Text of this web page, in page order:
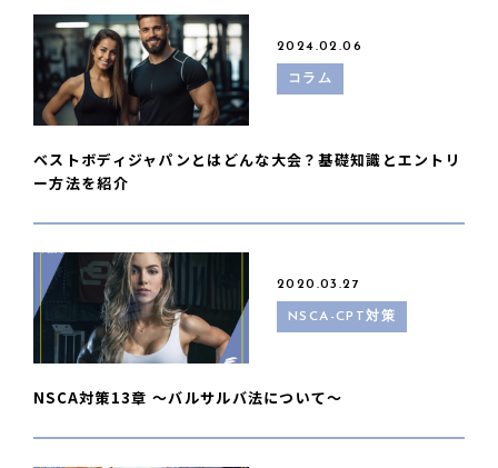
2024.02.06
コラム
ベストボディジャパンとはどんな大会？基礎知識とエントリ
ー方法を紹介
2020.03.27
NSCA-CPT対策
NSCA対策13章 〜バルサルバ法について〜